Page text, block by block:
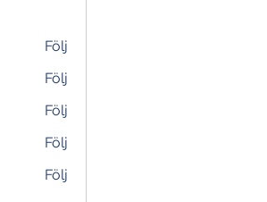
Följ
Följ
Följ
Följ
Följ